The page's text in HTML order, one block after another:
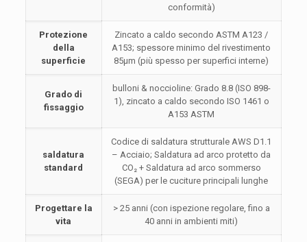
conformità)
Protezione
della
superficie
Zincato a caldo secondo ASTM A123 /
A153; spessore minimo del rivestimento
85μm (più spesso per superfici interne)
Grado di
fissaggio
bulloni & noccioline: Grado 8.8 (ISO 898-
1), zincato a caldo secondo ISO 1461 o
A153 ASTM
saldatura
standard
Codice di saldatura strutturale AWS D1.1
– Acciaio; Saldatura ad arco protetto da
CO₂ + Saldatura ad arco sommerso
(SEGA) per le cuciture principali lunghe
Progettare la
vita
> 25 anni (con ispezione regolare, fino a
40 anni in ambienti miti)